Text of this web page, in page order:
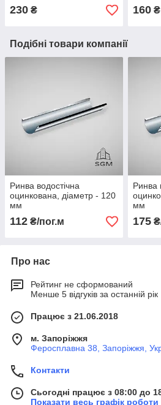
230 ₴ 160₴
Подібні товари компанії
Ринва водостічна
оцинкована, діаметр - 120
мм
112 ₴/пог.м
Ринва
мм
175
Про нас
Рейтинг не сформований
Менше 5 відгуків за останній рік
Працює з 21.06.2018
м. Запоріжжя
Феросплавна 38, Запоріжжя,
Контакти
Сьогодні працює з 08:00 до
Показати весь графік роботи